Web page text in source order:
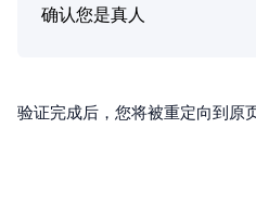
确认您是真人
验证完成后，您将被重定向到原页